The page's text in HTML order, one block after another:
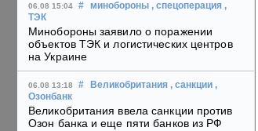
06.08 15:04 # минобороны , спецоперация ,
ТЭК
Минобороны заявило о поражении
объектов ТЭК и логистических центров
на Украине
06.08 13:18 # Великобритания , санкции ,
Озонбанк
Великобритания ввела санкции против
Озон банка и еще пяти банков из РФ